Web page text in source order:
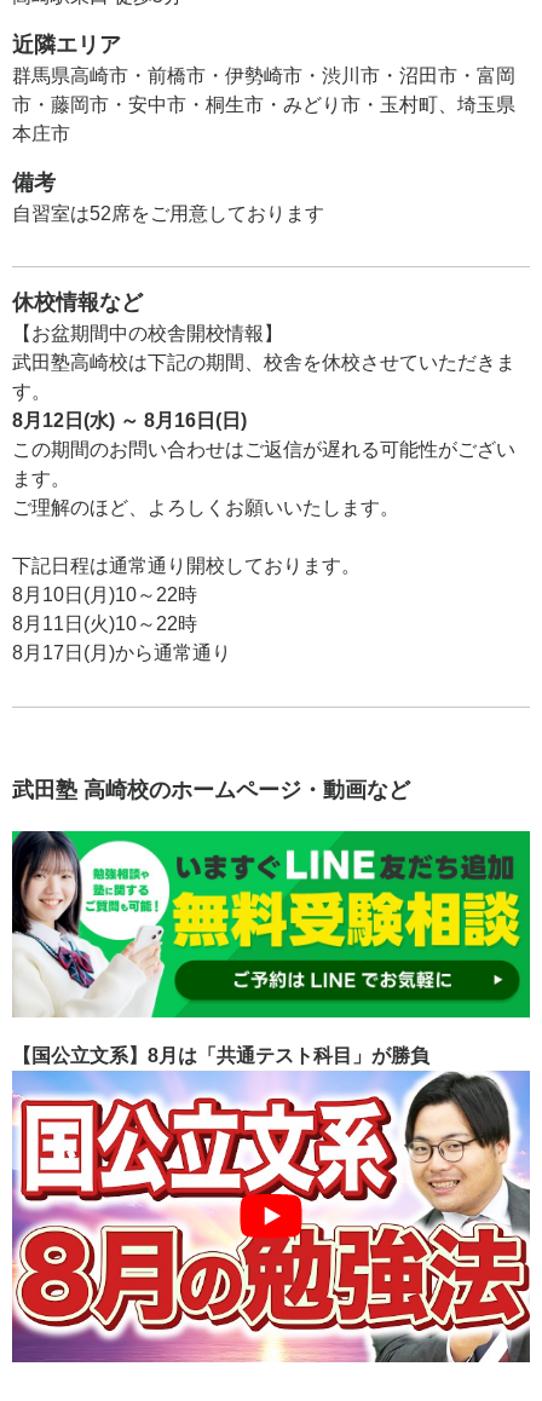
近隣エリア
群馬県高崎市・前橋市・伊勢崎市・渋川市・沼田市・富岡
市・藤岡市・安中市・桐生市・みどり市・玉村町、埼玉県
本庄市
備考
自習室は52席をご用意しております
休校情報など
【お盆期間中の校舎開校情報】
武田塾高崎校は下記の期間、校舎を休校させていただきま
す。
8月12日(水) ～ 8月16日(日)
この期間のお問い合わせはご返信が遅れる可能性がござい
ます。
ご理解のほど、よろしくお願いいたします。
下記日程は通常通り開校しております。
8月10日(月)10～22時
8月11日(火)10～22時
8月17日(月)から通常通り
武田塾 高崎校のホームページ・動画など
【国公立文系】8月は「共通テスト科目」が勝負